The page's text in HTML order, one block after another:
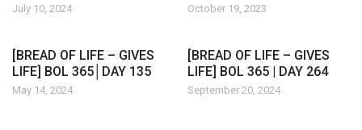
July 10, 2024 October 19, 2023
[BREAD OF LIFE – GIVES
LIFE] BOL 365│DAY 135
May 14, 2024
[BREAD OF LIFE – GIVES
LIFE] BOL 365 | DAY 264
September 20, 2024